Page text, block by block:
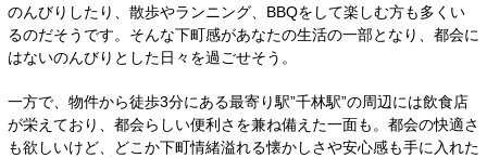
のんびりしたり、散歩やランニング、BBQをして楽しむ方も多くい
るのだそうです。そんな下町感があなたの生活の一部となり、都会に
はないのんびりとした日々を過ごせそう。
一方で、物件から徒歩3分にある最寄り駅”千林駅”の周辺には飲食店
が栄えており、都会らしい便利さを兼ね備えた一面も。都会の快適さ
も欲しいけど、どこか下町情緒溢れる懐かしさや安心感も手に入れた